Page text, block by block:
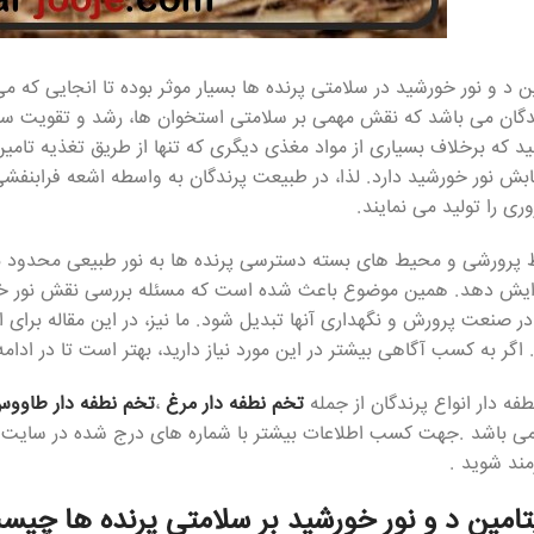
د و نور خورشید در سلامتی پرنده ها بسیار موثر بوده تا انجایی
می باشد که نقش مهمی بر سلامتی استخوان ها، رشد و تقویت
که برخلاف بسیاری از مواد مغذی دیگری که تنها از طریق تغذیه
نور خورشید دارد. لذا، در طبیعت پرندگان به واسطه اشعه
را تولید می نمایند.
پرورشی و محیط های بسته دسترسی پرنده ها به نور طبیعی محدود
دهد. همین موضوع باعث شده است که مسئله بررسی نقش نور
صنعت پرورش و نگهداری آنها تبدیل شود. ما نیز، در این مقاله
اگر به کسب آگاهی بیشتر در این مورد نیاز دارید، بهتر است تا در
دار انواع پرندگان از جمله تخم نطفه دار مرغ ،تخم نطفه دار
می باشد .جهت کسب اطلاعات بیشتر با شماره های درج شده در سایت
شوید .
د و نور خورشید بر سلامتی پرنده ها